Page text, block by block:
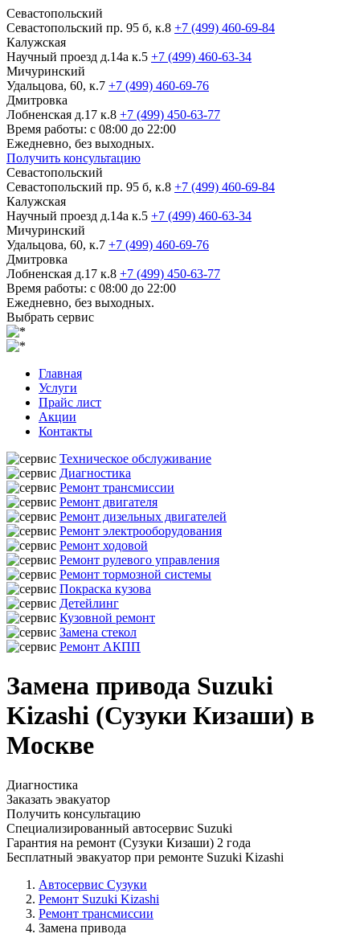
Севастопольский
Севастопольский пр. 95 б, к.8 +7 (499) 460-69-84
Калужская
Научный проезд д.14а к.5 +7 (499) 460-63-34
Мичуринский
Удальцова, 60, к.7 +7 (499) 460-69-76
Дмитровка
Лобненская д.17 к.8 +7 (499) 450-63-77
Время работы: с 08:00 до 22:00
Ежедневно, без выходных.
Получить консультацию
Севастопольский
Севастопольский пр. 95 б, к.8 +7 (499) 460-69-84
Калужская
Научный проезд д.14а к.5 +7 (499) 460-63-34
Мичуринский
Удальцова, 60, к.7 +7 (499) 460-69-76
Дмитровка
Лобненская д.17 к.8 +7 (499) 450-63-77
Время работы: с 08:00 до 22:00
Ежедневно, без выходных.
Выбрать сервис
Главная
Услуги
Прайс лист
Акции
Контакты
Техническое обслуживание
Диагностика
Ремонт трансмиссии
Ремонт двигателя
Ремонт дизельных двигателей
Ремонт электрооборудования
Ремонт ходовой
Ремонт рулевого управления
Ремонт тормозной системы
Покраска кузова
Детейлинг
Кузовной ремонт
Замена стекол
Ремонт АКПП
Замена привода Suzuki
Kizashi (Сузуки Кизаши) в
Москве
Диагностика
Заказать эвакуатор
Получить консультацию
Специализированный автосервис Suzuki
Гарантия на ремонт (Сузуки Кизаши) 2 года
Бесплатный эвакуатор при ремонте Suzuki Kizashi
Автосервис Сузуки
Ремонт Suzuki Kizashi
Ремонт трансмиссии
Замена привода